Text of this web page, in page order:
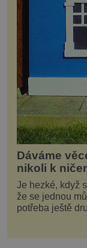
Dáváme
nikoli k
Je hezké, když
že se jednou
potřeba ještě